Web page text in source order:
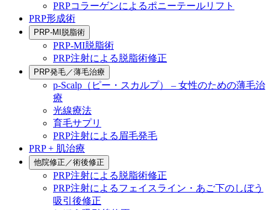
PRPコラーゲンによるポニーテールリフト
PRP形成術
PRP-MI脱脂術
PRP-MI脱脂術
PRP注射による脱脂術修正
PRP発毛／薄毛治療
p-Scalp（ピー・スカルプ） – 女性のための薄毛治
療
光線療法
育毛サプリ
PRP注射による眉毛発毛
PRP + 肌治療
他院修正／術後修正
PRP注射による脱脂術修正
PRP注射によるフェイスライン・あご下のしぼう
吸引後修正